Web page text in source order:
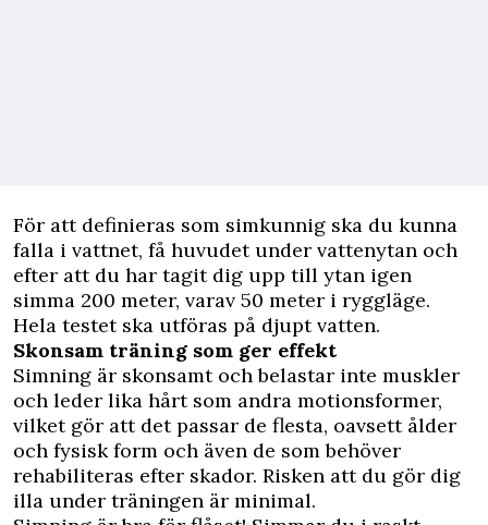
För att definieras som simkunnig ska du kunna
falla i vattnet, få huvudet under vattenytan och
efter att du har tagit dig upp till ytan igen
simma 200 meter, varav 50 meter i ryggläge.
Hela testet ska utföras på djupt vatten.
Skonsam träning som ger effekt
Simning är skonsamt och belastar inte muskler
och leder lika hårt som andra motionsformer,
vilket gör att det passar de flesta, oavsett ålder
och fysisk form och även de som behöver
rehabiliteras efter skador. Risken att du gör dig
illa under träningen är minimal.